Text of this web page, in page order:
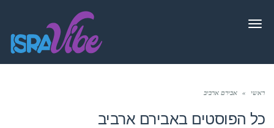
תפריט
ראשי » אבירם ארביב
כל הפוסטים באבירם ארביב